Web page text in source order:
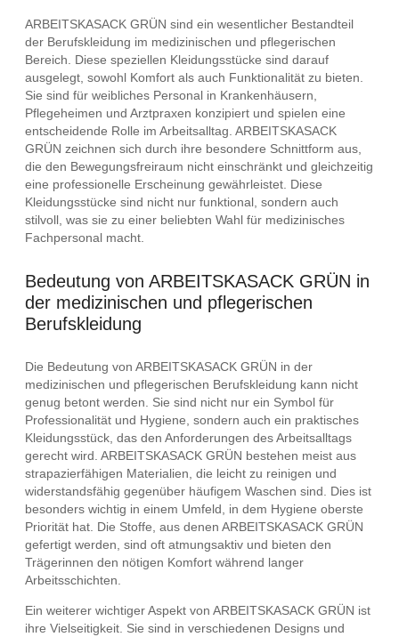
ARBEITSKASACK GRÜN sind ein wesentlicher Bestandteil
der Berufskleidung im medizinischen und pflegerischen
Bereich. Diese speziellen Kleidungsstücke sind darauf
ausgelegt, sowohl Komfort als auch Funktionalität zu bieten.
Sie sind für weibliches Personal in Krankenhäusern,
Pflegeheimen und Arztpraxen konzipiert und spielen eine
entscheidende Rolle im Arbeitsalltag. ARBEITSKASACK
GRÜN zeichnen sich durch ihre besondere Schnittform aus,
die den Bewegungsfreiraum nicht einschränkt und gleichzeitig
eine professionelle Erscheinung gewährleistet. Diese
Kleidungsstücke sind nicht nur funktional, sondern auch
stilvoll, was sie zu einer beliebten Wahl für medizinisches
Fachpersonal macht.
Bedeutung von ARBEITSKASACK GRÜN in
der medizinischen und pflegerischen
Berufskleidung
Die Bedeutung von ARBEITSKASACK GRÜN in der
medizinischen und pflegerischen Berufskleidung kann nicht
genug betont werden. Sie sind nicht nur ein Symbol für
Professionalität und Hygiene, sondern auch ein praktisches
Kleidungsstück, das den Anforderungen des Arbeitsalltags
gerecht wird. ARBEITSKASACK GRÜN bestehen meist aus
strapazierfähigen Materialien, die leicht zu reinigen und
widerstandsfähig gegenüber häufigem Waschen sind. Dies ist
besonders wichtig in einem Umfeld, in dem Hygiene oberste
Priorität hat. Die Stoffe, aus denen ARBEITSKASACK GRÜN
gefertigt werden, sind oft atmungsaktiv und bieten den
Trägerinnen den nötigen Komfort während langer
Arbeitsschichten.
Ein weiterer wichtiger Aspekt von ARBEITSKASACK GRÜN ist
ihre Vielseitigkeit. Sie sind in verschiedenen Designs und